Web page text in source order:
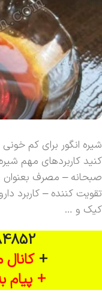
کنید کاربردهای مهم
صبحانه – مصرف بعنوان
تقویت کننده – کاربرد
کیک و …
+
+ پیام